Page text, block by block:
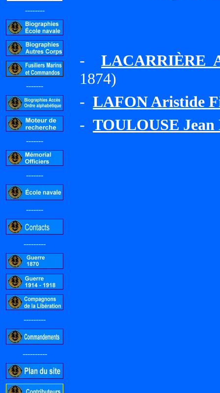
--------
-------
-------
-------
-------
---------
---------
----------
- LACARRIÈRE
1874)
- LAFON Aristide
- TOULOUSE